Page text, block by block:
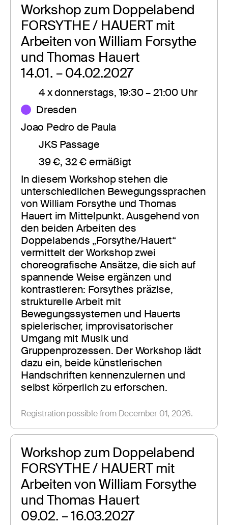
Workshop zum Doppelabend
FORSYTHE / HAUERT mit
Arbeiten von William Forsythe
und Thomas Hauert
14.01. – 04.02.2027
4 x donnerstags, 19:30 – 21:00 Uhr
Dresden
Joao Pedro de Paula
JKS Passage
39 €, 32 € ermäßigt
In diesem Workshop stehen die
unterschiedlichen Bewegungssprachen
von William Forsythe und Thomas
Hauert im Mittelpunkt. Ausgehend von
den beiden Arbeiten des
Doppelabends „Forsythe/Hauert“
vermittelt der Workshop zwei
choreografische Ansätze, die sich auf
spannende Weise ergänzen und
kontrastieren: Forsythes präzise,
strukturelle Arbeit mit
Bewegungssystemen und Hauerts
spielerischer, improvisatorischer
Umgang mit Musik und
Gruppenprozessen. Der Workshop lädt
dazu ein, beide künstlerischen
Handschriften kennenzulernen und
selbst körperlich zu erforschen.
Registration possible from December 01, 2026.
Workshop zum Doppelabend
FORSYTHE / HAUERT mit
Arbeiten von William Forsythe
und Thomas Hauert
09.02. – 16.03.2027